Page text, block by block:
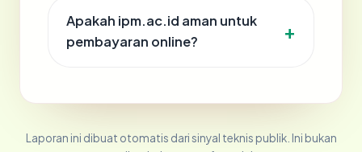
Apakah ipm.ac.id aman untuk
pembayaran online?
Laporan ini dibuat otomatis dari sinyal teknis publik. Ini bukan